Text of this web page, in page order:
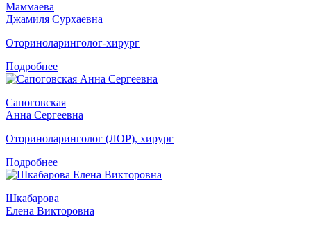
Маммаева
Джамиля Сурхаевна
Оториноларинголог-хирург
Подробнее
Сапоговская
Анна Сергеевна
Оториноларинголог (ЛОР), хирург
Подробнее
Шкабарова
Елена Викторовна